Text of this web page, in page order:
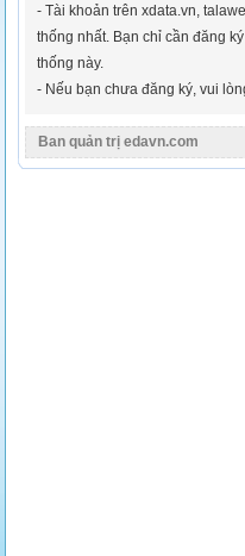
- Tài khoản trên xdata.vn,
thống nhất. Bạn chỉ cần đăng
thống này.
- Nếu bạn chưa đăng ký, vui
Ban quản trị edavn.com